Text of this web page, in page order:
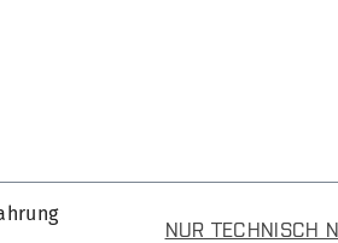
NUR TECHNISCH